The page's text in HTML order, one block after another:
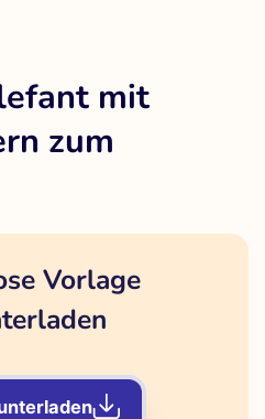
mit
zum
Vorlage